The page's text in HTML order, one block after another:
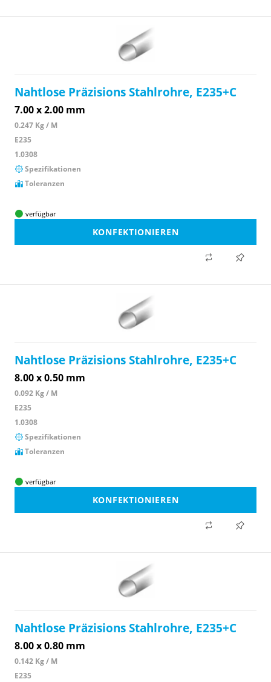
Nahtlose Präzisions Stahlrohre, E235+C
7.00 x 2.00 mm
0.247 Kg / M
E235
1.0308
Spezifikationen
Toleranzen
verfügbar
KONFEKTIONIEREN
Nahtlose Präzisions Stahlrohre, E235+C
8.00 x 0.50 mm
0.092 Kg / M
E235
1.0308
Spezifikationen
Toleranzen
verfügbar
KONFEKTIONIEREN
Nahtlose Präzisions Stahlrohre, E235+C
8.00 x 0.80 mm
0.142 Kg / M
E235